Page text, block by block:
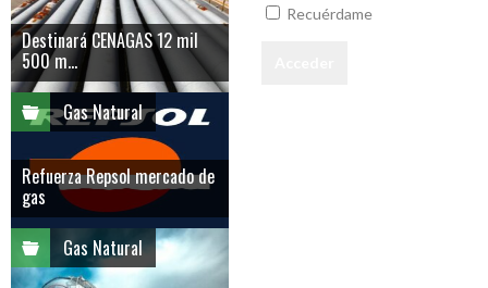
Recuérdame
Destinará CENAGAS 12 mil
500 m...
Gas Natural
Refuerza Repsol mercado de
gas
Gas Natural